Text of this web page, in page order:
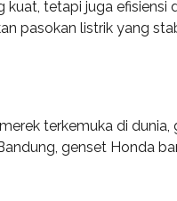
tetapi juga efisiensi
pasokan listrik yang
terkemuka di
genset Honda